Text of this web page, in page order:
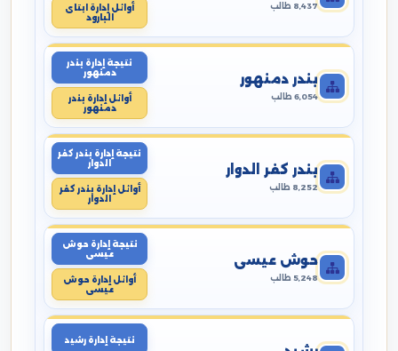
8,437 طالب
أوائل إدارة ايتاى
البارود
بندر دمنهور
6,054 طالب
نتيجة إدارة بندر
دمنهور
أوائل إدارة بندر
دمنهور
بندر كفر الدوار
8,252 طالب
نتيجة إدارة بندر كفر
الدوار
أوائل إدارة بندر كفر
الدوار
حوش عيسى
5,248 طالب
نتيجة إدارة حوش
عيسى
أوائل إدارة حوش
عيسى
نتيجة إدارة رشيد